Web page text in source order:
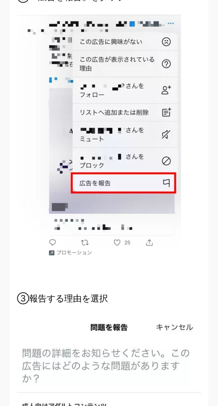
③報告する理由を選択